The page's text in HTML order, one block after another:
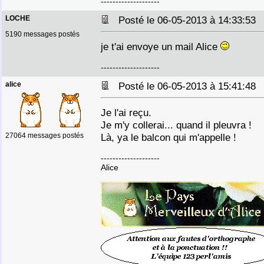
LOCHE
5190 messages postés
Posté le 06-05-2013 à 14:33:53
je t'ai envoye un mail Alice
--------------------
alice
27064 messages postés
Posté le 06-05-2013 à 15:41:48
Je l'ai reçu.
Je m'y collerai... quand il pleuvra !
Là, ya le balcon qui m'appelle !
--------------------
Alice